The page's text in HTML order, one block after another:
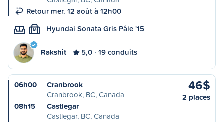
Retour mer. 12 août à 12h00
M Hyundai Sonata Gris Pâle '15
Rakshit 5,0 19 conduits
06h00
Cranbrook
Cranbrook, BC, Canada
08h15
Castlegar
Castlegar, BC, Canada
46$
2 places